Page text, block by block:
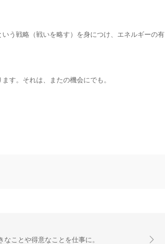
う戦略（戦いを略す）を身につけ、エネルギーの有
す。それは、またの機会にでも。
なことや得意なことを仕事に。